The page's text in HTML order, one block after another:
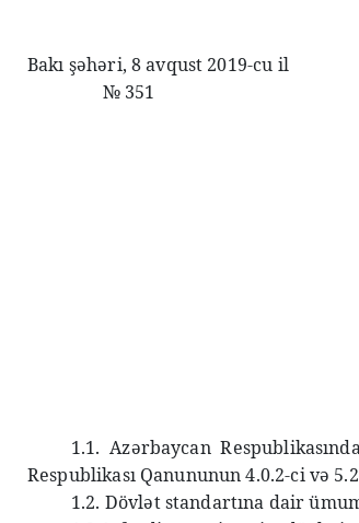
Bakı şəhəri, 8 avqust 2019-cu il
№ 351
1.1. Azərbaycan
Respublikası Qanununun 4.0.2-ci və
1.2. Dövlət standartına dair